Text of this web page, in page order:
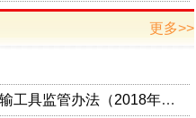
更多>>
中华人民共和国海关进出境运输工具监管办法（2018年修正本）